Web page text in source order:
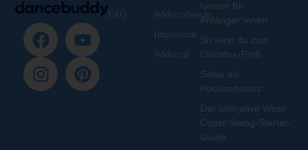
Widerrufsrecht
Impressum
Widerruf
FAQ
tanzen für
Anfänger*innen
So wirst du zum
Discofox-Profi
Salsa als
Hochzeitstanz
Der ultimative West-
Coast-Swing-Starter-
Guide